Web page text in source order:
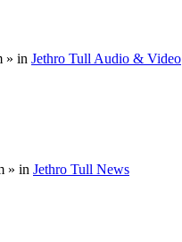
» in Jethro Tull Audio & Video
» in Jethro Tull News